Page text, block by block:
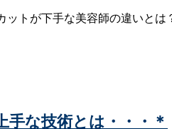
手な技術とは・・・＊